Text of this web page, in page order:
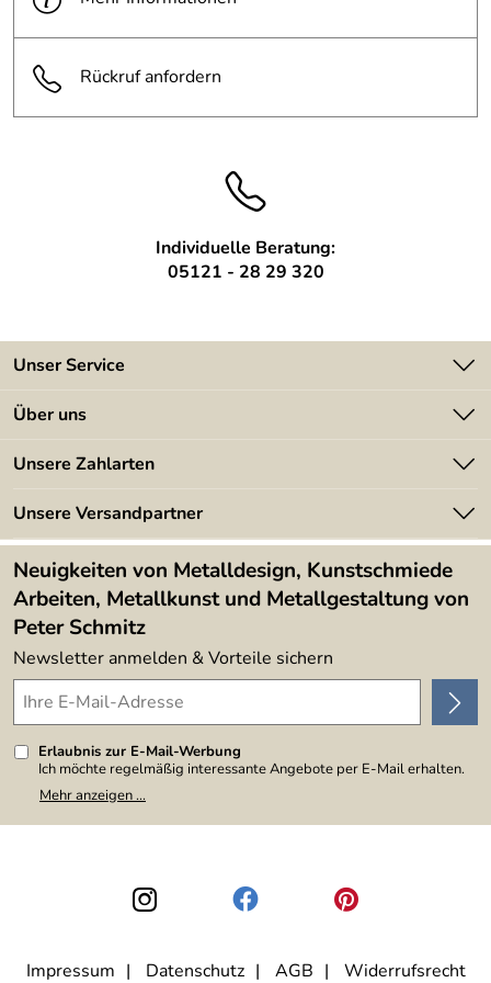
Rückruf anfordern
Individuelle Beratung:
05121 - 28 29 320
Unser Service
Kontakt
Kundeninformationen
Newsletter
Lieferbedingungen
Über uns
Angebote
Kundenbewertungen (394)
4,9/5
Unsere Zahlarten
Unsere Versandpartner
Neuigkeiten von Metalldesign, Kunstschmiede
Arbeiten, Metallkunst und Metallgestaltung von
Peter Schmitz
Newsletter anmelden & Vorteile sichern
Erlaubnis zur E-Mail-Werbung
Ich möchte regelmäßig interessante Angebote per E-Mail erhalten.
Meine E-Mail-Adresse wird nicht an andere Unternehmen
weitergegeben. Zu statistischen Zwecken wird in anonymer Form
den Link "Abmelden" am Ende des Newsletters anklicke. Die
Datenschutzerklärung
habe ich zur Kenntnis genommen.
Mehr anzeigen ...
Impressum Datenschutz AGB Widerrufsrecht